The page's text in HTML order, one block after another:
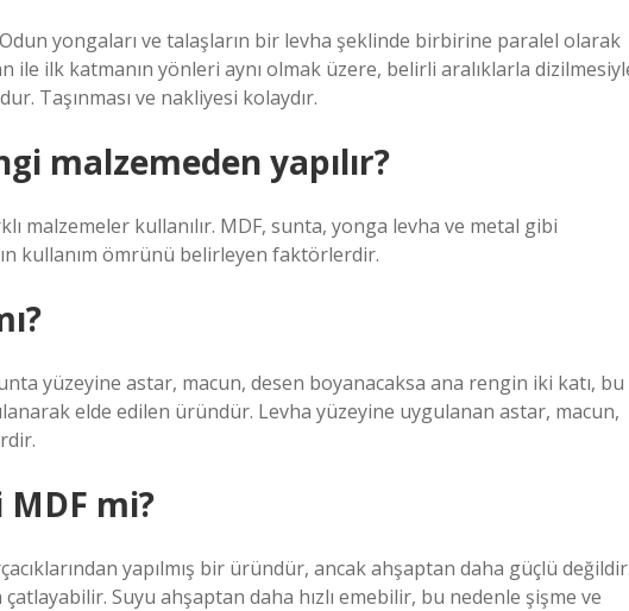
Odun yongaları ve talaşların bir levha şeklinde birbirine paralel olarak
ile ilk katmanın yönleri aynı olmak üzere, belirli aralıklarla
Taşınması ve nakliyesi kolaydır.
malzemeden yapılır?
malzemeler kullanılır. MDF, sunta, yonga levha ve metal gibi
kullanım ömrünü belirleyen faktörlerdir.
yüzeyine astar, macun, desen boyanacaksa ana rengin iki katı, bu
elde edilen üründür. Levha yüzeyine uygulanan astar, macun,
mi?
yapılmış bir üründür, ancak ahşaptan daha güçlü
Suyu ahşaptan daha hızlı emebilir, bu nedenle şişme ve